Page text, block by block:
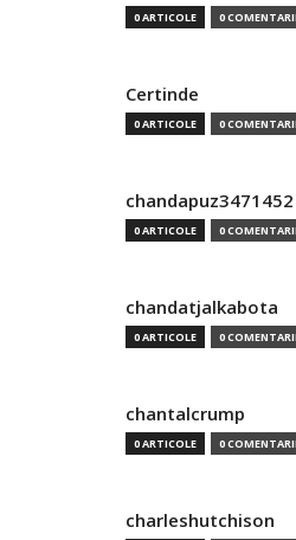
0 ARTICOLE 0 COMENTARII
Certinde
0 ARTICOLE 0 COMENTARII
chandapuz3471452
0 ARTICOLE 0 COMENTARII
chandatjalkabota
0 ARTICOLE 0 COMENTARII
chantalcrump
0 ARTICOLE 0 COMENTARII
charleshutchison